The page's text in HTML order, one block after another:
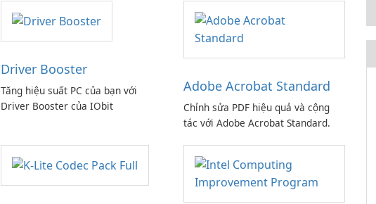
Driver Booster
Tăng hiệu suất PC của bạn với
Driver Booster của IObit
Adobe Acrobat Standard
Chỉnh sửa PDF hiệu quả và cộng
tác với Adobe Acrobat Standard.